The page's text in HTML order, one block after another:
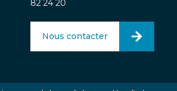
82 24 20
Nous contacter